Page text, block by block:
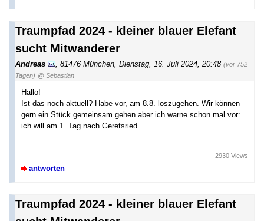
Traumpfad 2024 - kleiner blauer Elefant
sucht Mitwanderer
Andreas 81476 München Dienstag, 16. Juli 2024, 20:48 (vor 752
Tagen) @ Sebastian
Hallo!
Ist das noch aktuell? Habe vor, am 8.8. loszugehen. Wir können
gern ein Stück gemeinsam gehen aber ich warne schon mal vor:
ich will am 1. Tag nach Geretsried...
antworten
2930 Views
Traumpfad 2024 - kleiner blauer Elefant